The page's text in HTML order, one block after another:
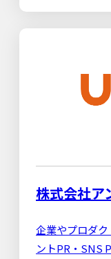
株式会社ア
企業やプロダ
ントPR・SNS